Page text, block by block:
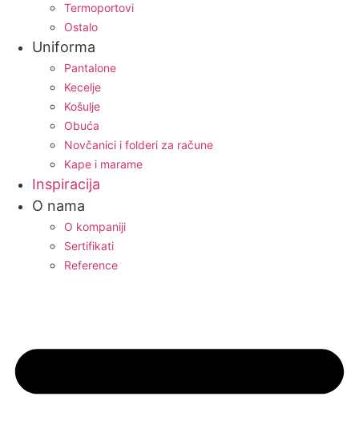
Termoportovi
Ostalo
Uniforma
Pantalone
Kecelje
Košulje
Obuća
Novčanici i folderi za račune
Kape i marame
Inspiracija
O nama
O kompaniji
Sertifikati
Reference